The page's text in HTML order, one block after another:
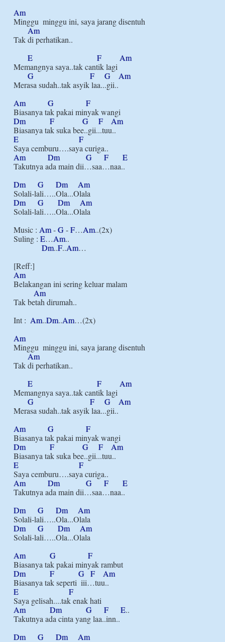
Am
Minggu  minggu ini, saya jarang disentuh
Am
Tak di perhatikan..
E
F
Am
Memangnya saya..tak cantik lagi
G
F G
Am
Merasa sudah..tak asyik laa...gii..
Am
G
F
Dm
F G F
Am
E
F
Am
Dm G F
E
Takutnya ada main dii…saa…naa..
Dm
G Dm
Am
Dm
G Dm
Am
Solali-lali…..Ola...Olala
Music : Am - G - F…Am..(2x)
Suling : E…Am..
Dm..F..Am…
Am
Belakangan ini sering keluar malam
Am
Tak betah dirumah..
Int : Am..Dm..Am…(2x)
Am
Minggu  minggu ini, saya jarang disentuh
Am
Tak di perhatikan..
E
F
Am
Memangnya saya..tak cantik lagi
G
F G
Am
Merasa sudah..tak asyik laa...gii..
Am
G
F
Dm
F G F
Am
E
F
Am
Dm G F
E
Takutnya ada main dii…saa…naa..
Dm
G Dm
Am
Dm
G Dm
Am
Solali-lali…..Ola...Olala
Am
G
F
Dm
F G F
Am
E
F
Am
Dm G F E..
Takutnya ada cinta yang laa..inn..
Dm
G Dm
Am